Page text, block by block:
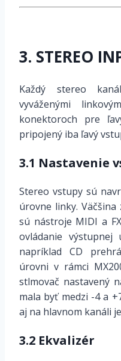
3. STEREO
Každý stereo
vyváženými
konektoroch pre
pripojený iba ľavý
3.1 Nastavenie
Stereo vstupy sú
úrovne linky.
sú nástroje MIDI a
ovládanie
napríklad CD
úrovni v rámci
stlmovač nastavený
mala byť medzi -4 a
aj na hlavnom kanáli
3.2 Ekvalizér